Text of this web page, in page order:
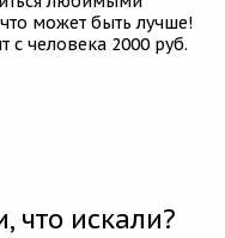
может быть лучше!
с человека 2000 руб.
что искали?